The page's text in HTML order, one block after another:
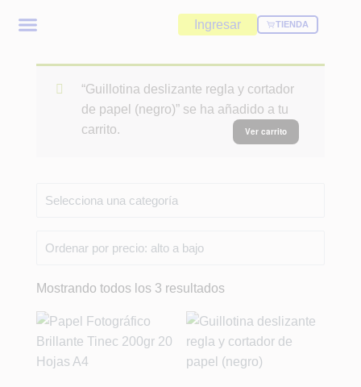
Ingresar TIENDA
“Guillotina deslizante regla y cortador
de papel (negro)” se ha añadido a tu
carrito.
Ver carrito
Mostrando todos los 3 resultados